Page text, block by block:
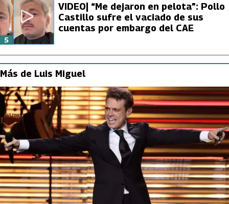
VIDEO| “Me dejaron en pelota”: Pollo
Castillo sufre el vaciado de sus
cuentas por embargo del CAE
5
Más de Luis Miguel